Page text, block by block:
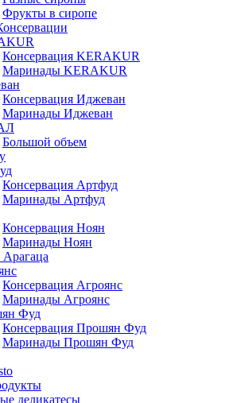
Фрукты в сиропе
Консервация KERAKUR
Маринады KERAKUR
Консервация Иджеван
Маринады Иджеван
Большой объем
Консервация Артфуд
Маринады Артфуд
Консервация Ноян
Маринады Ноян
Консервация Агроянс
Маринады Агроянс
Фуд
Консервация Прошян Фуд
Маринады Прошян Фуд
деликатесы